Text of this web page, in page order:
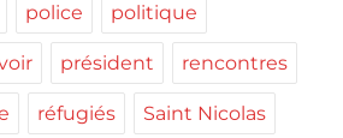
police politique
président rencontres
réfugiés Saint Nicolas